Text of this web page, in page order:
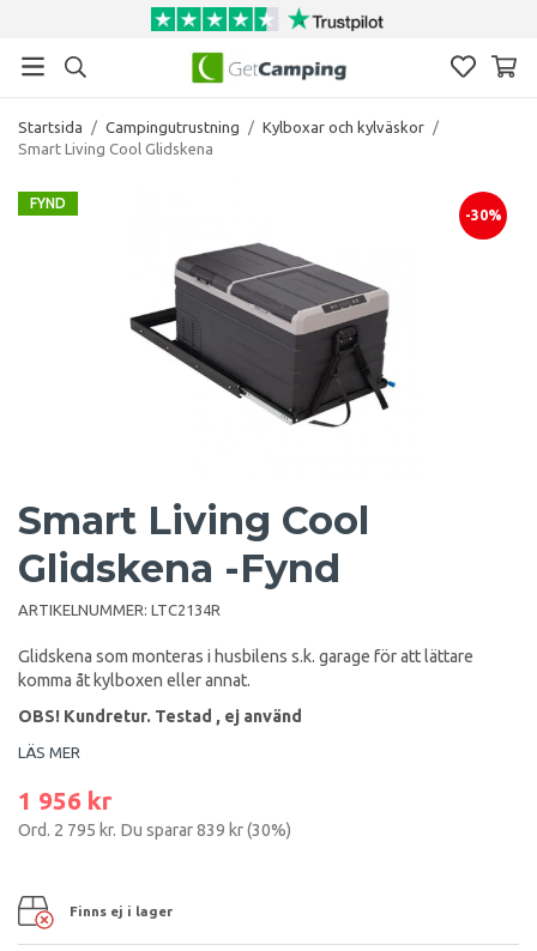
Startsida / Campingutrustning / Kylboxar och kylväskor /
Smart Living Cool Glidskena
FYND
-30%
Smart Living Cool
Glidskena -Fynd
ARTIKELNUMMER: LTC2134R
Glidskena som monteras i husbilens s.k. garage för att lättare
komma åt kylboxen eller annat.
OBS! Kundretur. Testad , ej använd
LÄS MER
1 956 kr
Ord. 2 795 kr. Du sparar839 kr(30%)
Finns ej i lager